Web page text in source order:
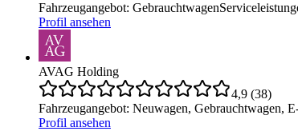
Fahrzeugangebot: Gebrauchtwagen
Profil ansehen
AVAG Holding
4,9 (38)
Fahrzeugangebot: Neuwagen, Gebrauchtwagen,
Profil ansehen